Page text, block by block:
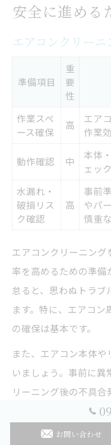
安全に進める
エアコンクリー
準備項目
重
要
性
作業スペ
ース確保
高
エア
作業
動作確認 中
本体
ェッ
水漏れ・
破損リス
ク確認
高
事前
やパ
慎重
エアコンクリーニン
率を高めるための準備
怠ると、思わぬトラブ
ます。特に、エアコン
の確保は基本です。
また、エアコン本体
いましょう。事前に異
リーニング後の不具
やすくなります。準
パーツの破損リスク
お問い合わせ